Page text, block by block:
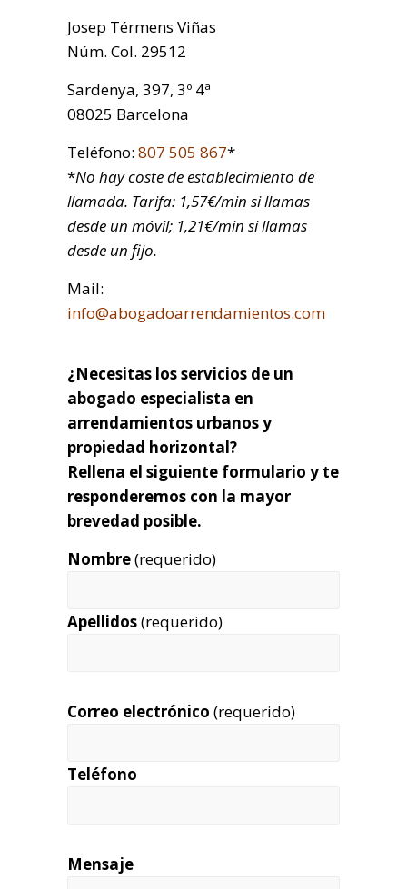
Josep Térmens Viñas
Núm. Col. 29512
Sardenya, 397, 3º 4ª
08025 Barcelona
Teléfono: 807 505 867*
*No hay coste de establecimiento de
llamada. Tarifa: 1,57€/min si llamas
desde un móvil; 1,21€/min si llamas
desde un fijo.
Mail:
info@abogadoarrendamientos.com
¿Necesitas los servicios de un
abogado especialista en
arrendamientos urbanos y
propiedad horizontal?
Rellena el siguiente formulario y te
responderemos con la mayor
brevedad posible.
Nombre(requerido)
Apellidos(requerido)
Correo electrónico (requerido)
Teléfono
Mensaje